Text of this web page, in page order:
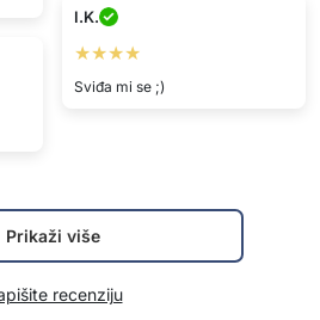
pojedinosti